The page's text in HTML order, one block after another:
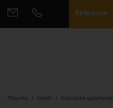
Reference
Mayoko Hendi Kuhinjska galanterija